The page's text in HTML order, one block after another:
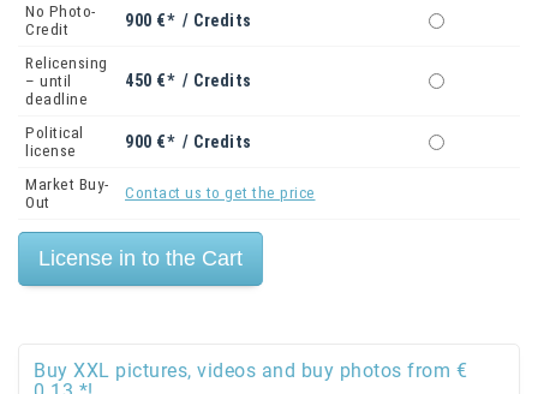
No Photo-
Credit
900 €* / Credits
Relicensing
– until
deadline
450 €* / Credits
Political
license
900 €* / Credits
Market Buy-
Out
Contact us to get the price
Buy XXL pictures, videos and buy photos from €